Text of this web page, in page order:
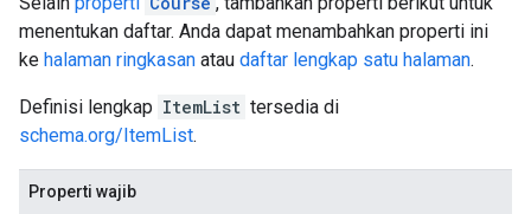
menentukan daftar. Anda dapat menambahkan properti ini
ke halaman ringkasan atau daftar lengkap satu halaman.
Definisi lengkap ItemList tersedia di
schema.org/ItemList.
Properti wajib